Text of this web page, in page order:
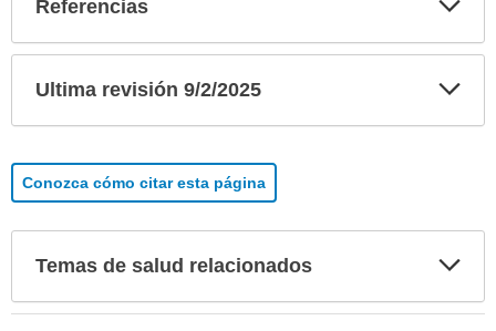
Referencias
Ultima revisión 9/2/2025
Conozca cómo citar esta página
Temas de salud relacionados